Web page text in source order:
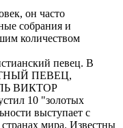
он часто
собрания и
количеством
певец. В
ПЕВЕЦ,
ВИКТОР
10 "золотых
выступает с
мира. Известны